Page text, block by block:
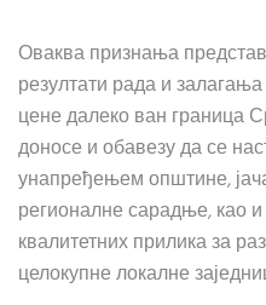
Оваква признања
резултати рада и
цене далеко ван граница
доносе и обавезу да се
унапређењем општине,
регионалне сарадње, као
квалитетних прилика за
целокупне локалне